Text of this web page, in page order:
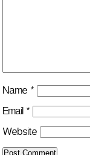
Name *
Email *
Website